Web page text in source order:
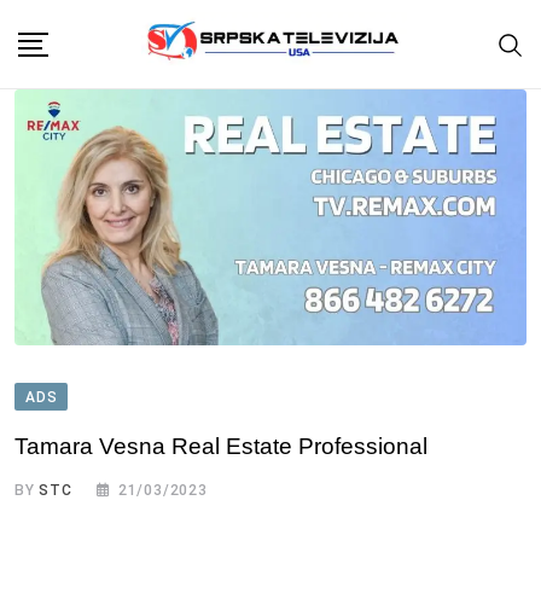
content
ADS
Tamara Vesna Real Estate Professional
BYSTC 21/03/2023